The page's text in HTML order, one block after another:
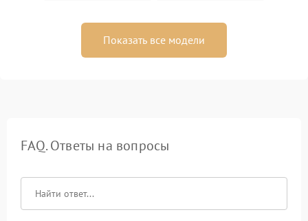
Показать все модели
FAQ. Ответы на вопросы